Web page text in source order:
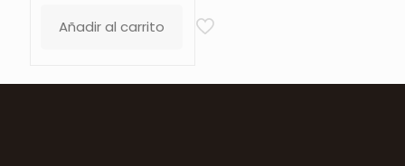
Añadir al carrito